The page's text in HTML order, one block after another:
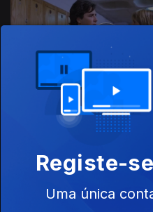
Registe-
Uma única